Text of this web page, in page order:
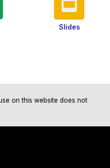
Slides
on this website does not